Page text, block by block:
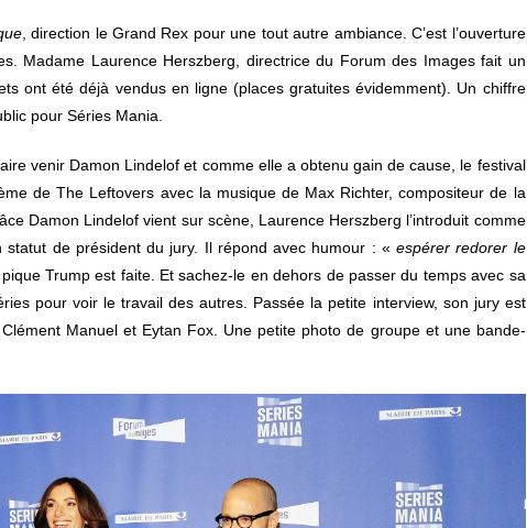
, direction le Grand Rex pour une tout autre ambiance. C’est l’ouverture
Madame Laurence Herszberg, directrice du Forum des Images fait un
ont été déjà vendus en ligne (places gratuites évidemment). Un chiffre
pour Séries Mania.
venir Damon Lindelof et comme elle a obtenu gain de cause, le festival
de The Leftovers avec la musique de Max Richter, compositeur de la
Damon Lindelof vient sur scène, Laurence Herszberg l’introduit comme
de président du jury. Il répond avec humour : «espérer redorer le
pique Trump est faite. Et sachez-le en dehors de passer du temps avec sa
pour voir le travail des autres. Passée la petite interview, son jury est
Manuel et Eytan Fox. Une petite photo de groupe et une bande-